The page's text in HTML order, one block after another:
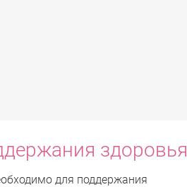
здоровья
для поддержания